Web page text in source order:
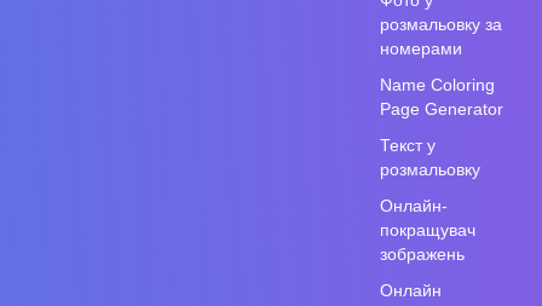
розмальовку за
номерами
Name Coloring
Page Generator
Текст у
розмальовку
Онлайн-
покращувач
зображень
Онлайн